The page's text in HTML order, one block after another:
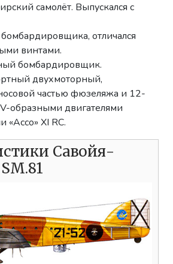
самолёт. Выпускался с
отличался
винтами.
бомбардировщик.
двухмоторный,
частью фюзеляжа и 12-
образными двигателями
«Ассо» XI RC.
Савойя-